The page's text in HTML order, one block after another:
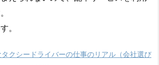
。
クシードライバーの仕事のリアル（会社選び